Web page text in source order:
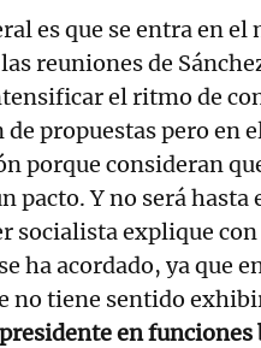
es que se entra en el
reuniones de
el ritmo de
de propuestas pero en
porque consideran
pacto. Y no será hasta
socialista explique
ha acordado, ya que
no tiene sentido
en funciones